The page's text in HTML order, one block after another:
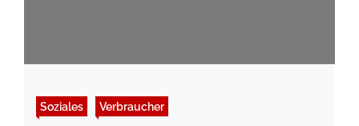
Soziales Verbraucher